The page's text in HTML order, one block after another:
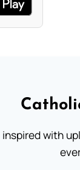
inspired with